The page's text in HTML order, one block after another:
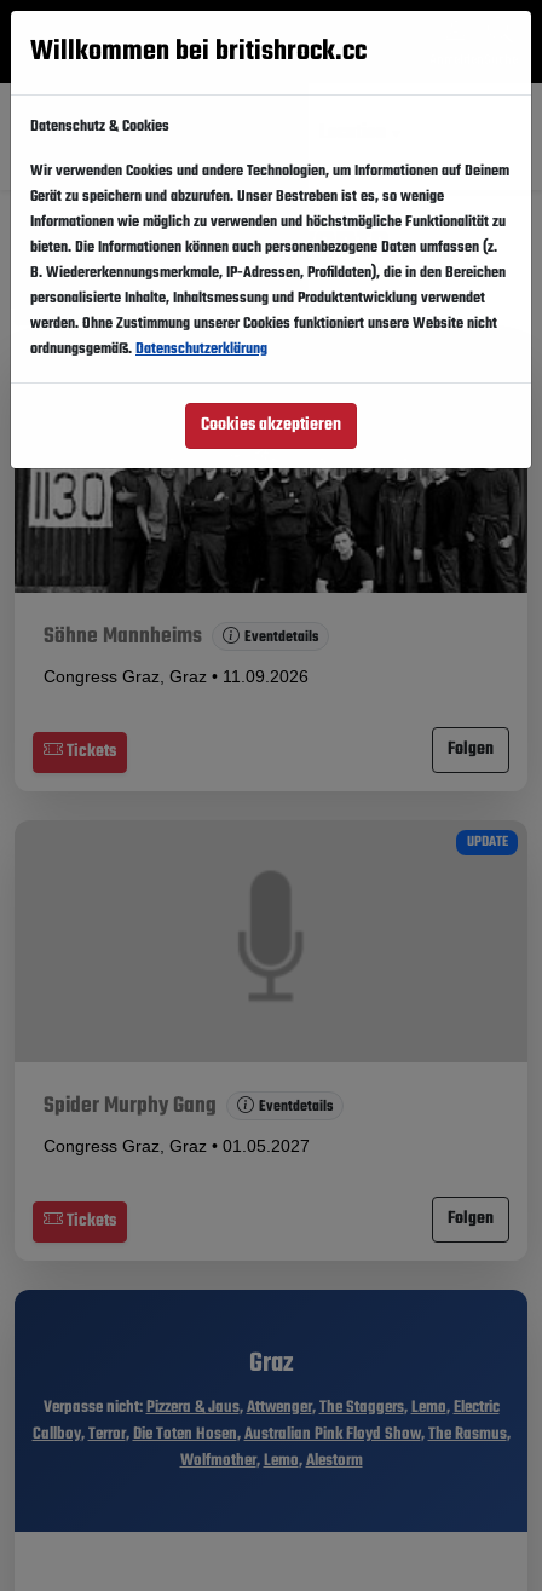
Menü
Alle Künstler Updates
Congress Graz: Events
Diese Eventinfos teilen
Söhne Mannheims Eventdetails
Congress Graz, Graz • 11.09.2026
Tickets Folgen
UPDATE
Spider Murphy Gang Eventdetails
Congress Graz, Graz • 01.05.2027
Tickets Folgen
Graz
Verpasse nicht:Pizzera & Jaus,Attwenger,The Staggers,Lemo,Electric
Callboy,Terror,Die Toten Hosen,Australian Pink Floyd Show,The Rasmus,
Wolfmother,Lemo,Alestorm
Willkommen bei britishrock.cc
Datenschutz & Cookies
Wir verwenden Cookies und andere Technologien, um Informationen auf Deinem
Gerät zu speichern und abzurufen. Unser Bestreben ist es, so wenige
Informationen wie möglich zu verwenden und höchstmögliche Funktionalität zu
bieten. Die Informationen können auch personenbezogene Daten umfassen (z.
B. Wiedererkennungsmerkmale, IP-Adressen, Profildaten), die in den Bereichen
personalisierte Inhalte, Inhaltsmessung und Produktentwicklung verwendet
werden. Ohne Zustimmung unserer Cookies funktioniert unsere Website nicht
ordnungsgemäß.Datenschutzerklärung
Cookies akzeptieren